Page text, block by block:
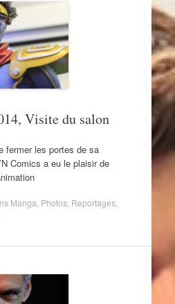
Visite du salon
fermer les portes de sa
Comics a eu le plaisir de
Manga Photos, Reportages,